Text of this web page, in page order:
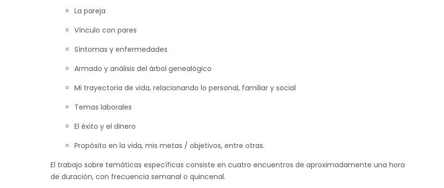
La pareja
Vínculo con pares
Síntomas y enfermedades
Armado y análisis del árbol genealógico
Mi trayectoria de vida, relacionando lo personal, familiar y social
Temas laborales
El éxito y el dinero
Propósito en la vida, mis metas / objetivos, entre otras.
El trabajo sobre temáticas específicas consiste en cuatro encuentros de aproximadamente una hora
de duración, con frecuencia semanal o quincenal.